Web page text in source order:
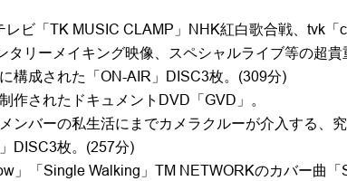
ビ「TK MUSIC CLAMP」NHK紅白歌合戦、tvk「
タリーメイキング映像、スペシャルライブ等の超貴
構成された「ON-AIR」DISC3枚。(309分)
作されたドキュメントDVD「GVD」。
ンバーの私生活にまでカメラクルーが介入する、
DISC3枚。(257分)
」「Single Walking」TM NETWORKのカバー曲「